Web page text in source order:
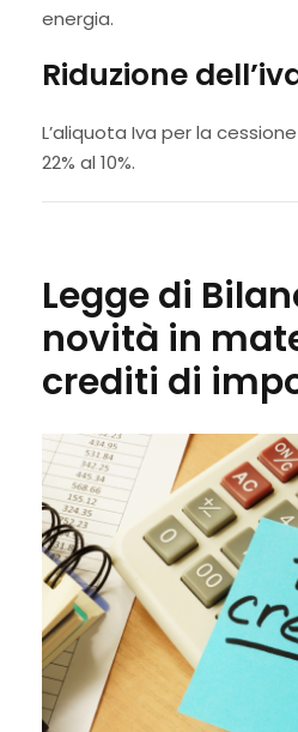
energia.
Riduzione
L’aliquota Iva per la
22% al 10%.
Legge di
novità in
crediti di